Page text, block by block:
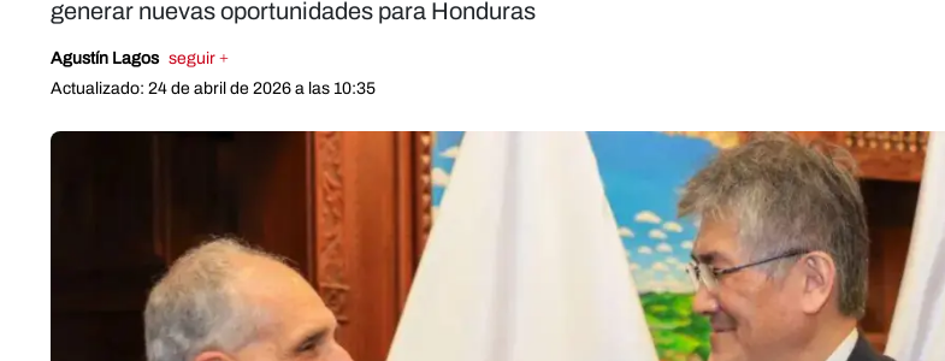
generar nuevas oportunidades para Honduras
Agustín Lagos seguir +
Actualizado: 24 de abril de 2026 a las 10:35